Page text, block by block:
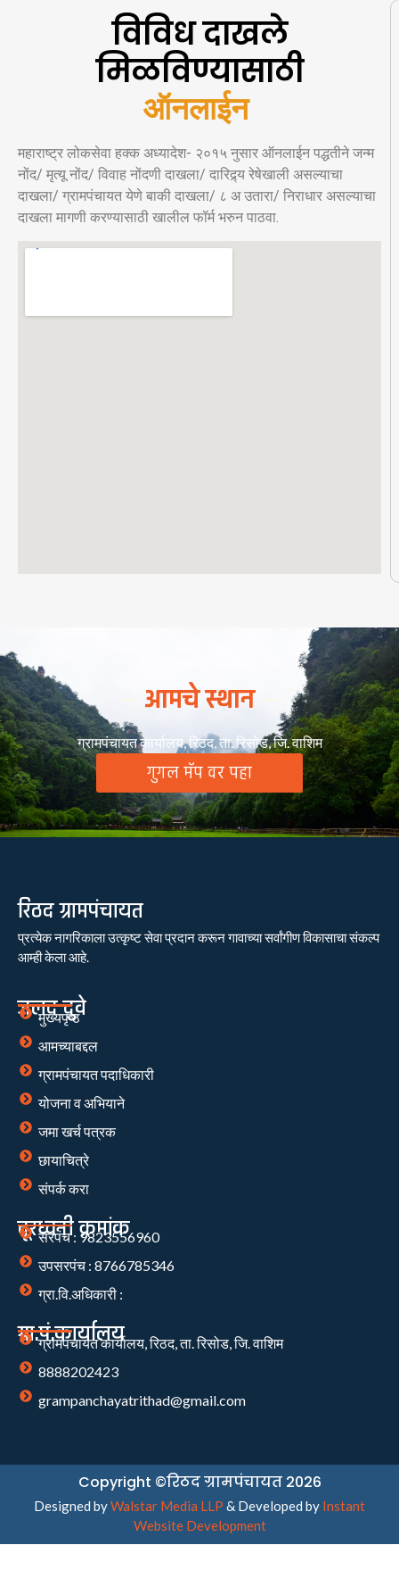
विविध दाखले
मिळविण्यासाठी
ऑनलईन अ
महाराष्ट्र लोकसेवा हक्क अध्यादेश- २०१५ नुसार ऑनलाईन पद्धतीने जन्म
नोंद/ मृत्यू नोंद/ विवाह नोंदणी दाखला/ दारिद्र्य रेषेखाली असल्याचा
दाखला/ ग्रामपंचायत येणे बाकी दाखला/ ८ अ उतारा/ निराधार असल्याचा
दाखला मागणी करण्यासाठी खालील फॉर्म भरुन पाठवा.
आमचे स्थान
ग्रामपंचायत कार्यालय, रिठद, ता. रिसोड, जि. वाशिम
गुगल मॅप वर पहा
रिठद ग्रामपंचायत
प्रत्येक नागरिकाला उत्कृष्ट सेवा प्रदान करून गावाच्या सर्वांगीण विकासाचा संकल्प
आम्ही केला आहे.
जलद दुवे
मुख्यपृष्ठ
आमच्याबद्दल
ग्रामपंचायत पदाधिकारी
योजना व अभियाने
जमा खर्च पत्रक
छायाचित्रे
संपर्क करा
दूरध्वनी क्रमांक
सरपंच : 9823556960
उपसरपंच : 8766785346
ग्रा.वि.अधिकारी :
ग्रा.पं.कार्यालय
ग्रामपंचायत कार्यालय, रिठद, ता. रिसोड, जि. वाशिम
8888202423
grampanchayatrithad@gmail.com
Copyright ©रिठद ग्रामपंचायत 2026
Designed byWalstar Media LLP & Developed by Instant
Website Development